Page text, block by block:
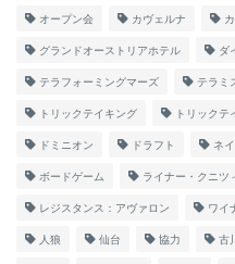
オープン会 カヴェルナ
グランドオーストリアホテル ダ
テラフォーミングマーズ テラミ
トリックテイキング トリックテ
ドミニオン ドラフト ネ
ボードゲーム ライナー・クニツ
レジスタンス：アヴァロン ワイ
人狼 仙台 協力 古川